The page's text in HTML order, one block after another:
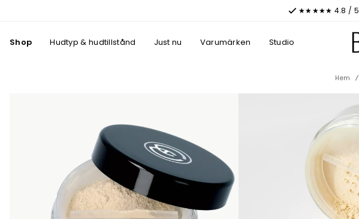
★★★★★ 4.8 / 5
Shop Hudtyp & hudtillstånd Just nu Varumärken Studio
Hem